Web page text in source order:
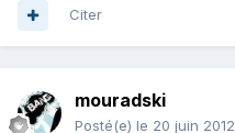
Citer
mouradski
Posté(e) le 20 juin 2012